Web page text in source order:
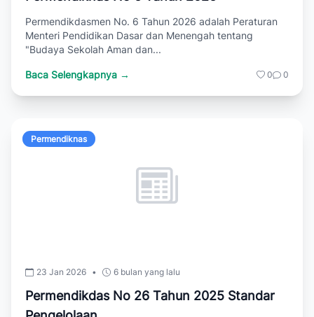
Permendikdasmen No. 6 Tahun 2026 adalah Peraturan
Menteri Pendidikan Dasar dan Menengah tentang
"Budaya Sekolah Aman dan...
Baca Selengkapnya → 0 0
Permendiknas
23 Jan 2026 • 6 bulan yang lalu
Permendikdas No 26 Tahun 2025 Standar